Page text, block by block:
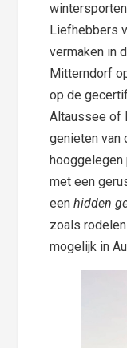
Liefhebbers
vermaken in
Mitterndorf
op de
Altaussee of
genieten van
hooggelegen
met een
eenhidden
zoals
mogelijk in